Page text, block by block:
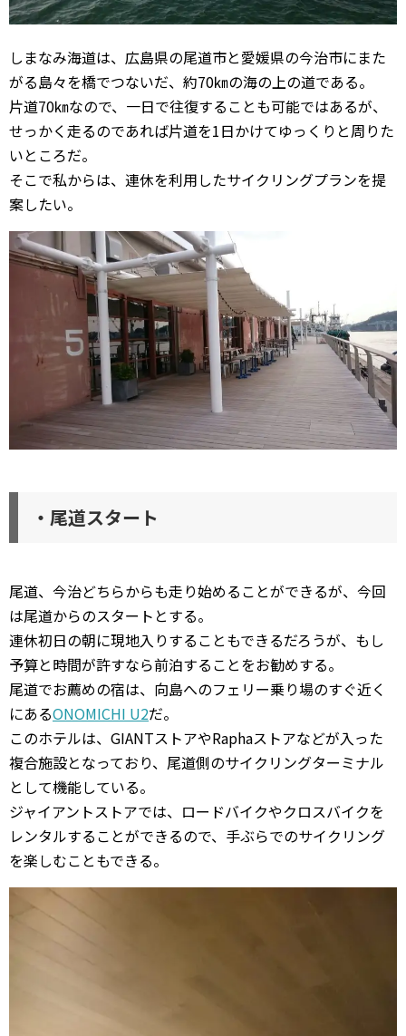
しまなみ海道は、広島県の尾道市と愛媛県の今治市にまた
がる島々を橋でつないだ、約70㎞の海の上の道である。
片道70㎞なので、一日で往復することも可能ではあるが、
せっかく走るのであれば片道を1日かけてゆっくりと周りた
いところだ。
そこで私からは、連休を利用したサイクリングプランを提
案したい。
・尾道スタート
尾道、今治どちらからも走り始めることができるが、今回
は尾道からのスタートとする。
連休初日の朝に現地入りすることもできるだろうが、もし
予算と時間が許すなら前泊することをお勧めする。
尾道でお薦めの宿は、向島へのフェリー乗り場のすぐ近く
にあるONOMICHI U2だ。
このホテルは、GIANTストアやRaphaストアなどが入った
複合施設となっており、尾道側のサイクリングターミナル
として機能している。
ジャイアントストアでは、ロードバイクやクロスバイクを
レンタルすることができるので、手ぶらでのサイクリング
を楽しむこともできる。